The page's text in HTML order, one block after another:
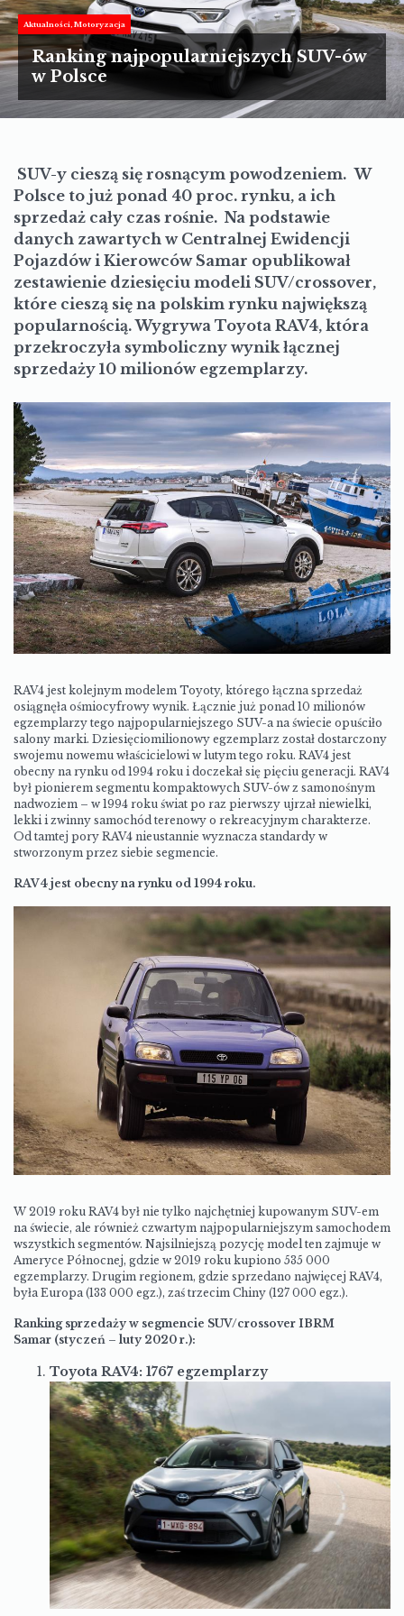
MOTORYZACJA
LIFESTYLE
Aktualności Motoryzacja
Ranking najpopularniejszych SUV-ów
w Polsce
SUV-y cieszą się rosnącym powodzeniem. W
Polsce to już ponad 40 proc. rynku, a ich
sprzedaż cały czas rośnie. Na podstawie
danych zawartych w Centralnej Ewidencji
Pojazdów i Kierowców Samar opublikował
zestawienie dziesięciu modeli SUV/crossover,
które cieszą się na polskim rynku największą
popularnością. Wygrywa Toyota RAV4, która
przekroczyła symboliczny wynik łącznej
sprzedaży 10 milionów egzemplarzy.
RAV4 jest kolejnym modelem Toyoty, którego łączna sprzedaż
osiągnęła ośmiocyfrowy wynik. Łącznie już ponad 10 milionów
egzemplarzy tego najpopularniejszego SUV-a na świecie opuściło
salony marki. Dziesięciomilionowy egzemplarz został dostarczony
swojemu nowemu właścicielowi w lutym tego roku. RAV4 jest
obecny na rynku od 1994 roku i doczekał się pięciu generacji. RAV4
był pionierem segmentu kompaktowych SUV-ów z samonośnym
nadwoziem – w 1994 roku świat po raz pierwszy ujrzał niewielki,
lekki i zwinny samochód terenowy o rekreacyjnym charakterze.
Od tamtej pory RAV4 nieustannie wyznacza standardy w
stworzonym przez siebie segmencie.
RAV4 jest obecny na rynku od 1994 roku.
W 2019 roku RAV4 był nie tylko najchętniej kupowanym SUV-em
na świecie, ale również czwartym najpopularniejszym samochodem
wszystkich segmentów. Najsilniejszą pozycję model ten zajmuje w
Ameryce Północnej, gdzie w 2019 roku kupiono 535 000
egzemplarzy. Drugim regionem, gdzie sprzedano najwięcej RAV4,
była Europa (133 000 egz.), zaś trzecim Chiny (127 000 egz.).
Ranking sprzedaży w segmencie SUV/crossover IBRM
Samar (styczeń – luty 2020 r.):
Toyota RAV4: 1767 egzemplarzy